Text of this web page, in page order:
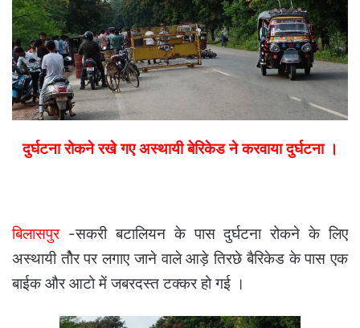
दुर्घटना रोकने रखे गए अस्थायी बेरिकेड ने करवाया दुर्घटना ।
बिलासपुर-सकरी बटालियन के पास दुर्घटना रोकने के लिए
अस्थायी तोैर पर लगाए जाने वाले आड़े तिरछे बैरिकेड के पास एक
बाईक और आटो में जबरदस्त टक्कर हो गई ।